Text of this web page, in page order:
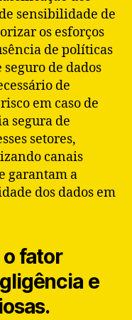
sensibilidade de
os esforços
de políticas
de dados
de
em caso de
segura de
setores,
canais
garantam a
dos dados em
fator
e